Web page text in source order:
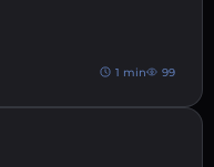
1 min 99